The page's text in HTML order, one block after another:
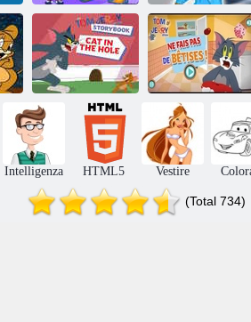
Vestire Tom
Jerry
Vesti Jerry
The Tom and
Jerry Show
Storybook Cat
in the Hole
Ne fais pa de
betises
Intelligenza HTML5 Vestire
(Total 734)